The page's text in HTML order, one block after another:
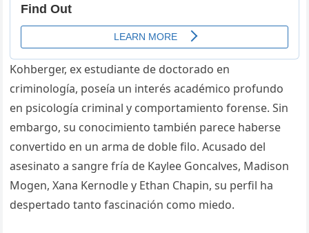
Kohberger, ex estudiante de doctorado en
criminología, poseía un interés académico profundo
en psicología criminal y comportamiento forense. Sin
embargo, su conocimiento también parece haberse
convertido en un arma de doble filo. Acusado del
asesinato a sangre fría de Kaylee Goncalves, Madison
Mogen, Xana Kernodle y Ethan Chapin, su perfil ha
despertado tanto fascinación como miedo.